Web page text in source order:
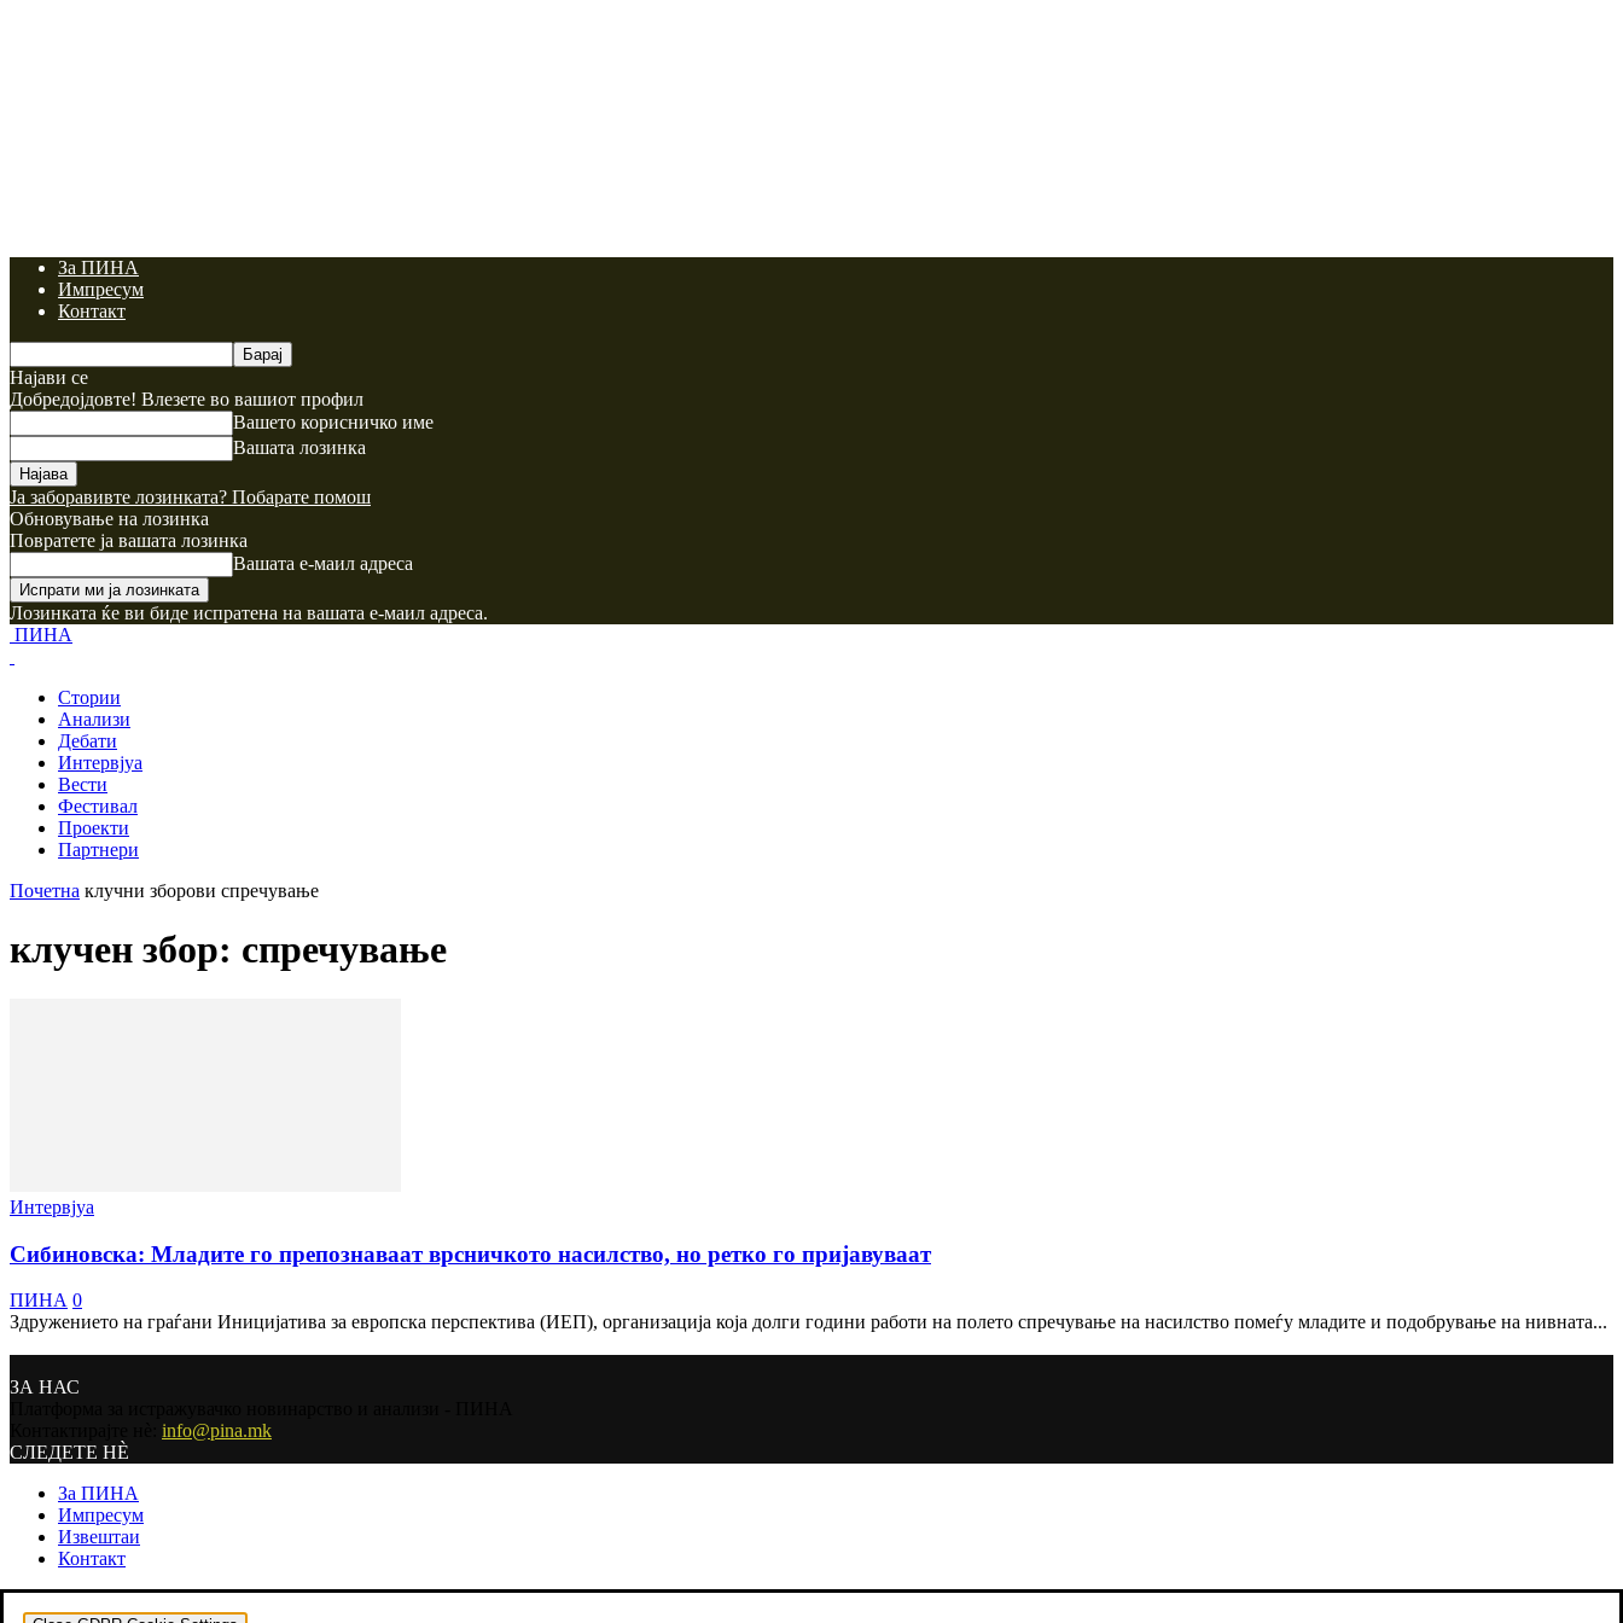
За ПИНА
Импресум
Контакт
Најави се
Добредојдовте! Влезете во вашиот профил
Вашето корисничко име
Вашата лозинка
Ја заборавивте лозинката? Побарате помош
Обновување на лозинка
Повратете ја вашата лозинка
Вашата е-маил адреса
Лозинката ќе ви биде испратена на вашата е-маил адреса.
ПИНА
Стории
Анализи
Дебати
Интервјуа
Вести
Фестивал
Проекти
Партнери
Почетна клучни зборови спречување
клучен збор: спречување
Интервјуа
Сибиновска: Младите го препознаваат врсничкото насилство, но ретко го пријавуваат
ПИНА 0
Здружението на граѓани Иницијатива за европска перспектива (ИЕП), организација која долги години работи на полето спречување на насилство помеѓу младите и подобрување на нивната...
ЗА НАС
info@pina.mk
СЛЕДЕТЕ НЀ
За ПИНА
Импресум
Извештаи
Контакт